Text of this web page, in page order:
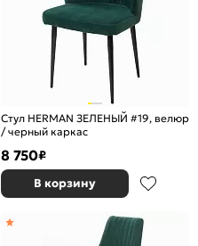
Стул HERMAN ЗЕЛЕНЫЙ #19, велюр
/ черный каркас
8 750₽
В корзину